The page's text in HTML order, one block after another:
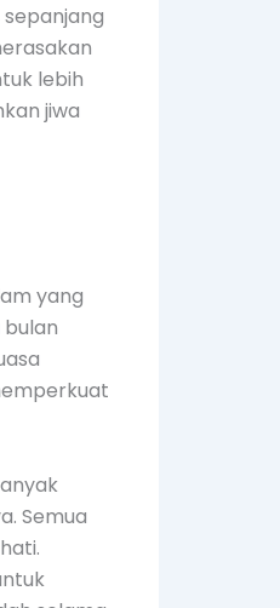
lebih
jiwa
yang
Semua